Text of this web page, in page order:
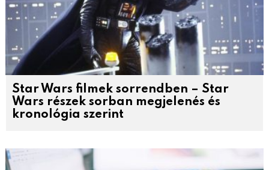
Star Wars filmek sorrendben – Star
Wars részek sorban megjelenés és
kronológia szerint